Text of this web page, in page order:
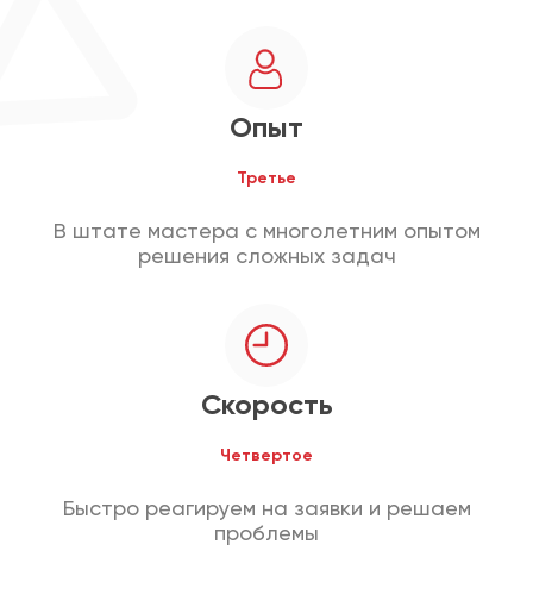
Опыт
Третье
В штате мастера с многолетним опытом
решения сложных задач
Скорость
Четвертое
Быстро реагируем на заявки и решаем
проблемы